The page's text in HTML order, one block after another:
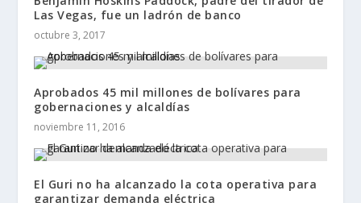
Las Vegas, fue un ladrón de banco
octubre 3, 2017
Aprobados 45 mil millones de bolívares para
gobernaciones y alcaldías
noviembre 11, 2016
El Guri no ha alcanzado la cota operativa para
garantizar demanda eléctrica